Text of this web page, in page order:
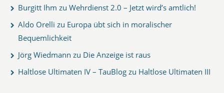
Burgitt Ihm zu Wehrdienst 2.0 – Jetzt wird’s amtlich!
Aldo Orelli zu Europa übt sich in moralischer
Bequemlichkeit
Jörg Wiedmann zu Die Anzeige ist raus
Haltlose Ultimaten IV – TauBlog zu Haltlose Ultimaten III